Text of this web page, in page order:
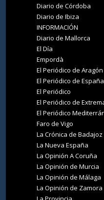
Diario de Córdoba
Diario de Ibiza
INFORMACIÓN
Diario de Mallorca
El Día
Empordà
El Periódico de Aragón
El Periódico de España
El Periódico
El Periódico de
El Periódico
Faro de Vigo
La Crónica de Badajoz
La Nueva España
La Opinión A Coruña
La Opinión de Murcia
La Opinión de Málaga
La Opinión de Zamora